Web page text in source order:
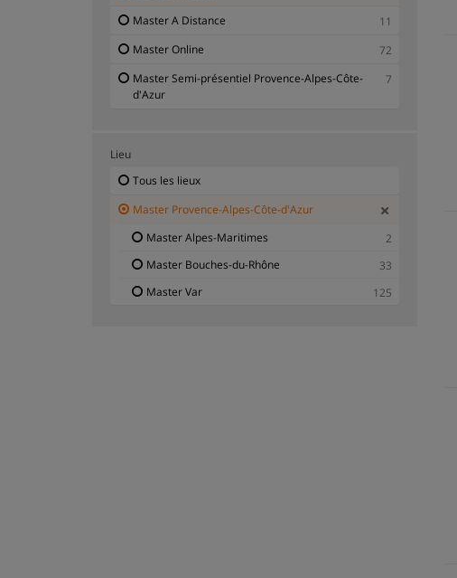
Master Langues Provence-Alpes-Côte-d'Azur
3
Master MBA Provence-Alpes-Côte-d'Azur
3
Master Mathématiques Statistiques Provence-
Alpes-Côte-d'Azur
7
d'Azur
Master Psychologie Sciences Sociales
11
Côte-d'Azur
Master Qualité Provence-Alpes-Côte-d'Azur
1
Master A Distance
11
Master Online
72
Master Semi-présentiel Provence-Alpes-Côte-
d'Azur
7
Lieu
Tous les lieux
Master Provence-Alpes-Côte-d'Azur
Master Alpes-Maritimes
2
Master Bouches-du-Rhône
33
Master Var
125